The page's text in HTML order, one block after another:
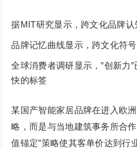
据MIT研究显示，跨文化品牌
品牌记忆曲线显示，跨文化符
全球消费者调研显示，”创新力
快的标签
某国产智能家居品牌在进入欧
略，而是与当地建筑事务所合
值锚定”策略使其客单价达到行